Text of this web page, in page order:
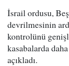
İsrail ordusu,
devrilmesinin
kontrolünü
kasabalarda
açıkladı.